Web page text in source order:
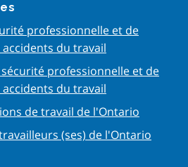
professionnelle et de
du travail
professionnelle et de
du travail
de travail de l'Ontario
(ses) de l'Ontario